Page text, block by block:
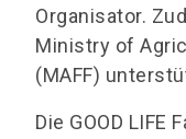
Organisator.
Ministry of
(MAFF)
Die GOOD